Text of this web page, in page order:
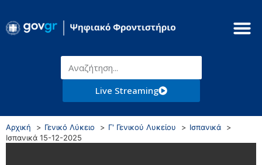
Live Streaming
Αρχική Γενικό Λύκειο Γ' Γενικού Λυκείου
Ισπανικά
Ισπανικά 15-12-2025